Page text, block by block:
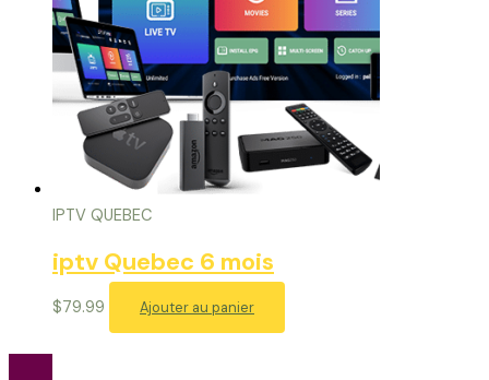
IPTV QUEBEC
iptv Quebec 6 mois
$79.99 Ajouter au panier